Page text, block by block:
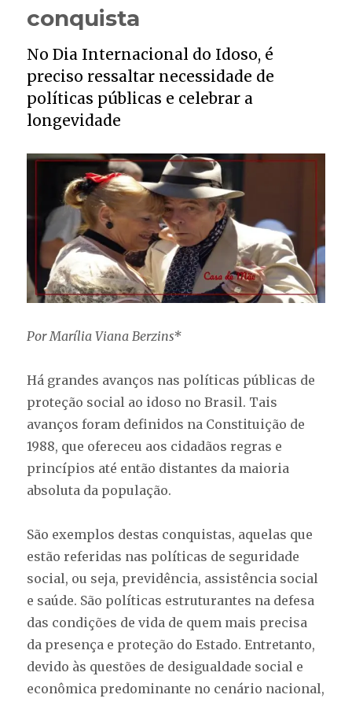
inestimável
conquista
No Dia Internacional do Idoso, é
preciso ressaltar necessidade de
políticas públicas e celebrar a
longevidade
Por Marília Viana Berzins*
Há grandes avanços nas políticas públicas de
proteção social ao idoso no Brasil. Tais
avanços foram definidos na Constituição de
1988, que ofereceu aos cidadãos regras e
princípios até então distantes da maioria
absoluta da população.
São exemplos destas conquistas, aquelas que
estão referidas nas políticas de seguridade
social, ou seja, previdência, assistência social
e saúde. São políticas estruturantes na defesa
das condições de vida de quem mais precisa
da presença e proteção do Estado. Entretanto,
devido às questões de desigualdade social e
econômica predominante no cenário nacional,